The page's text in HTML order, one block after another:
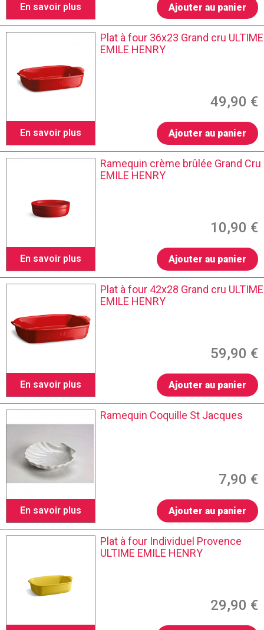
En savoir plus Ajouter au panier
En savoir plus
Plat à four 36x23 Grand cru ULTIME
EMILE HENRY
49,90 €
Ajouter au panier
En savoir plus
Ramequin crème brûlée Grand Cru
EMILE HENRY
10,90 €
Ajouter au panier
En savoir plus
Plat à four 42x28 Grand cru ULTIME
EMILE HENRY
59,90 €
Ajouter au panier
En savoir plus
Ramequin Coquille St Jacques
7,90 €
Ajouter au panier
Plat à four Individuel Provence
ULTIME EMILE HENRY
29,90 €